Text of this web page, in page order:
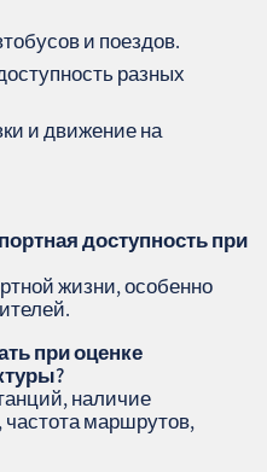
и поездов.
разных
и движение на
доступность при
жизни, особенно
при оценке
наличие
частота маршрутов,